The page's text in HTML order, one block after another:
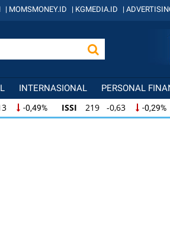
| MOMSMONEY.ID | KGMEDIA.ID |
INTERNASIONAL PERSONAL
-0,49% ISSI 219 -0,63 -0,29%
-0,49% ISSI 219 -0,63 -0,29%